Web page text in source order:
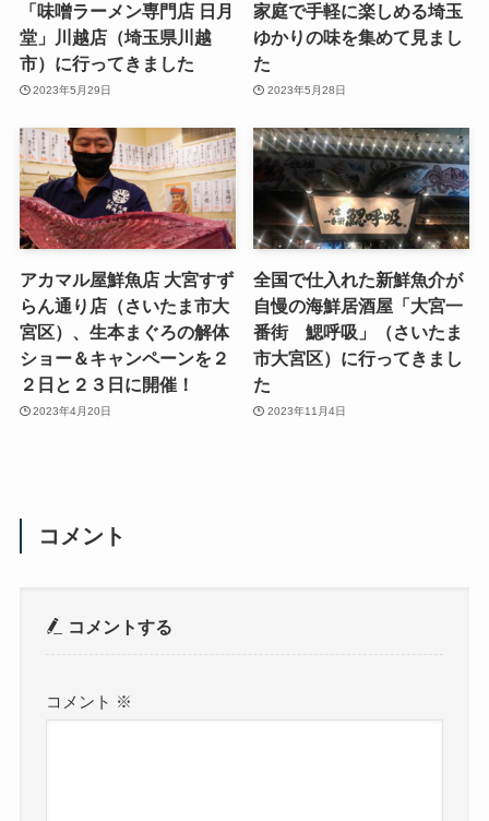
「味噌ラーメン専門店 日月
堂」川越店（埼玉県川越
市）に行ってきました
2023年5月29日
家庭で手軽に楽しめる埼玉
ゆかりの味を集めて見まし
た
2023年5月28日
アカマル屋鮮魚店 大宮すず
らん通り店（さいたま市大
宮区）、生本まぐろの解体
ショー＆キャンペーンを２
２日と２３日に開催！
2023年4月20日
全国で仕入れた新鮮魚介が
自慢の海鮮居酒屋「大宮一
番街 鰓呼吸」（さいたま
市大宮区）に行ってきまし
た
2023年11月4日
コメント
コメントする
コメント ※